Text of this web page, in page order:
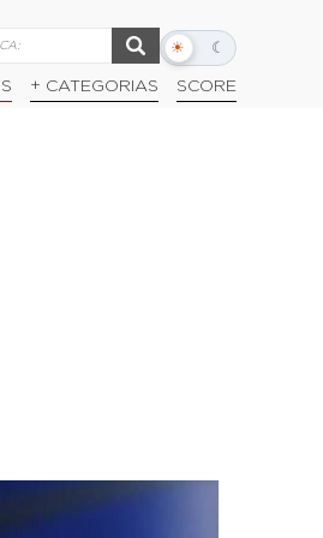
☀ ☾
Alternar
escuro
+ CATEGORIAS SCORE